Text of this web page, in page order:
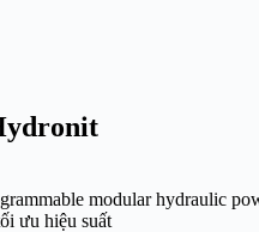
modular hydraulic
ưu hiệu suất